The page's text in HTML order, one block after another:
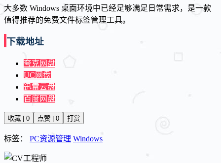
大多数 Windows 桌面环境中已经足够满足日常需求，是一款
值得推荐的免费文件标签管理工具。
下载地址
夸克网盘
UC网盘
迅雷云盘
百度网盘
收藏 | 0 点赞 | 0 打赏
标签： PC资源管理 Windows